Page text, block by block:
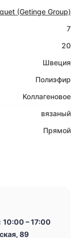
(Getinge Group)
7
20
Швеция
Полиэфир
Коллагеновое
вязаный
Прямой
10:00 – 17:00
89